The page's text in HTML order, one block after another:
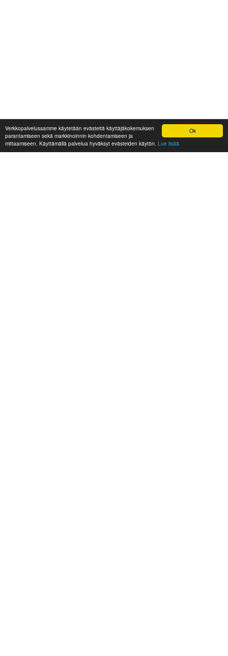
Ok
Verkkopalvelussamme käytetään evästeitä käyttäjäkokemuksen
parantamiseen sekä markkinoinnin kohdentamiseen ja
mittaamiseen. Käyttämällä palvelua hyväksyt evästeiden käytön. Lue lisää